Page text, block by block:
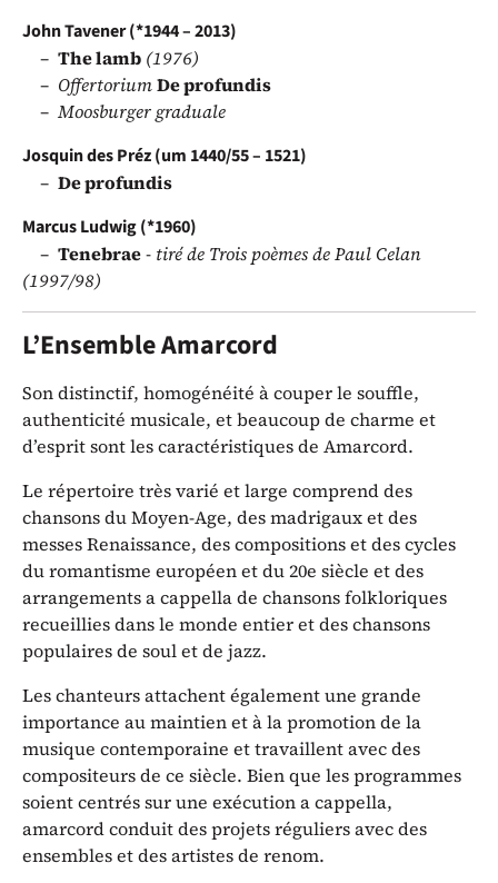
John Tavener (*1944 – 2013)
The lamb (1976)
OffertoriumDe profundis
Moosburger graduale
Josquin des Préz (um 1440/55 – 1521)
De profundis
Marcus Ludwig (*1960)
Tenebrae- tiré de Trois poèmes de Paul Celan
(1997/98)
L’Ensemble Amarcord
Son distinctif, homogénéité à couper le souffle,
authenticité musicale, et beaucoup de charme et
d’esprit sont les caractéristiques de Amarcord.
Le répertoire très varié et large comprend des
chansons du Moyen-Age, des madrigaux et des
messes Renaissance, des compositions et des cycles
du romantisme européen et du 20e siècle et des
arrangements a cappella de chansons folkloriques
recueillies dans le monde entier et des chansons
populaires de soul et de jazz.
Les chanteurs attachent également une grande
importance au maintien et à la promotion de la
musique contemporaine et travaillent avec des
compositeurs de ce siècle. Bien que les programmes
soient centrés sur une exécution a cappella,
amarcord conduit des projets réguliers avec des
ensembles et des artistes de renom.